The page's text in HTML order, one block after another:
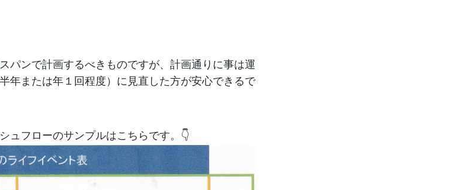
パンで計画するべきものですが、計画通りに事は運
年または年１回程度）に見直した方が安心できるで
ュフローのサンプルはこちらです。👇